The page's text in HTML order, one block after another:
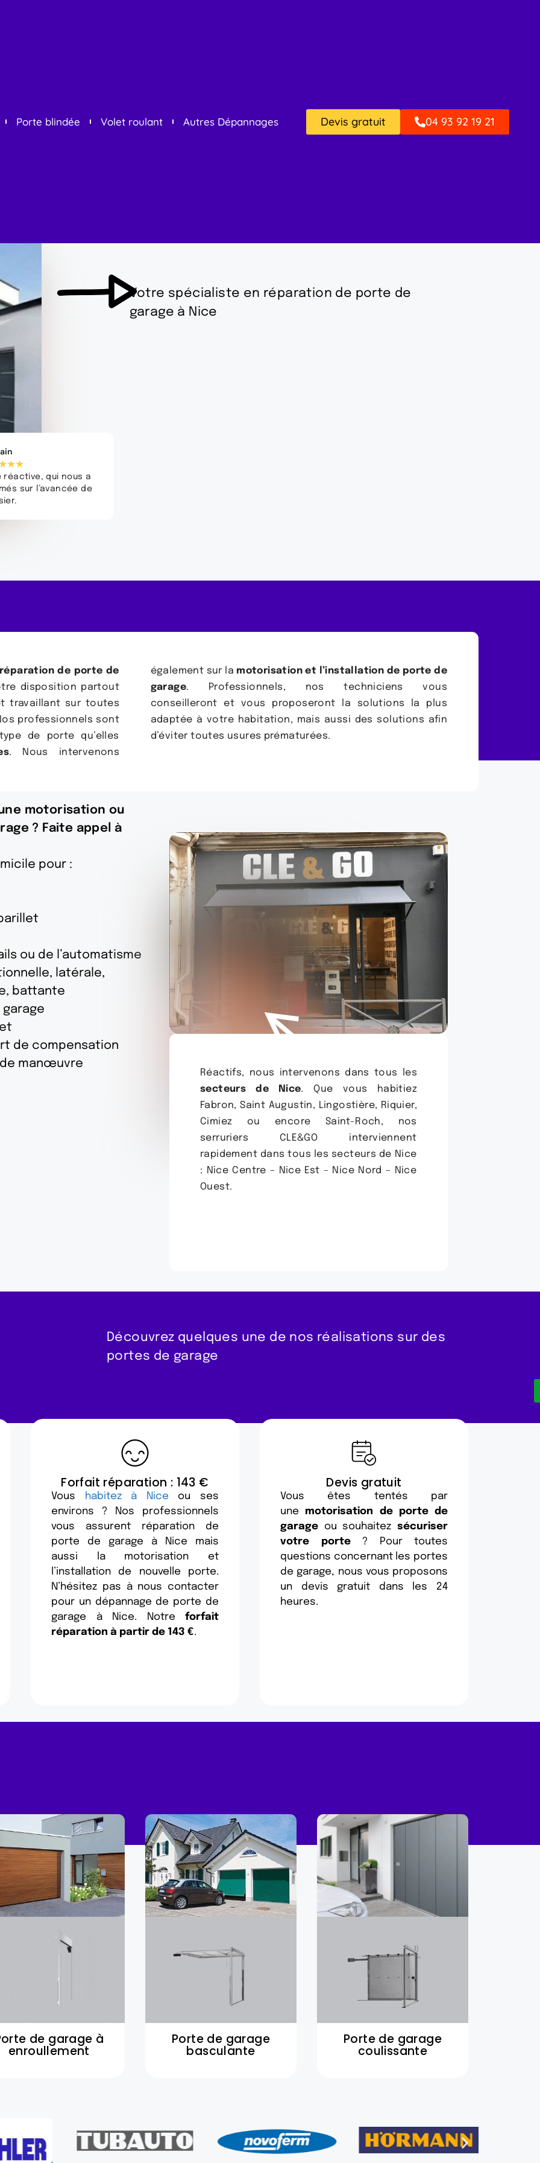
Porte blindée Volet roulant Autres Dépannages Devis gratuit 04 93 92 19 21
★★
réactive, qui nous a
sur l’avancée de
Votre spécialiste en réparation de porte de
garage à Nice
réparation de porte de
disposition partout
travaillant sur toutes
professionnels sont
de porte qu’elles
. Nous intervenons
également sur la motorisation et l’installation de porte de
garage. Professionnels, nos techniciens vous
conseilleront et vous proposeront la solutions la plus
adaptée à votre habitation, mais aussi des solutions afin
d’éviter toutes usures prématurées.
motorisation ou
? Faite appel à
pour :
ou de l’automatisme
latérale,
battante
de compensation
manœuvre
Réactifs, nous intervenons dans tous les
secteurs de Nice. Que vous habitiez
Fabron, Saint Augustin, Lingostière, Riquier,
Cimiez ou encore Saint-Roch, nos
serruriers CLE&GO interviennent
rapidement dans tous les secteurs de Nice
: Nice Centre – Nice Est – Nice Nord – Nice
Ouest.
Découvrez quelques une de nos réalisations sur des
portes de garage
Forfait réparation : 143 €
Vous habitez à Nice ou ses
environs ? Nos professionnels
vous assurent réparation de
porte de garage à Nice mais
aussi la motorisation et
l’installation de nouvelle porte.
N’hésitez pas à nous contacter
pour un dépannage de porte de
garage à Nice. Notre forfait
réparation à partir de 143 €.
Devis gratuit
Vous êtes tentés par
une motorisation de porte de
garage ou souhaitez sécuriser
votre porte? Pour toutes
questions concernant les portes
de garage, nous vous proposons
un devis gratuit dans les 24
heures.
de garage à
enroullement
Porte de garage
basculante
Porte de garage
coulissante